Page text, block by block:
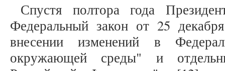
Спустя полтора года
Федеральный закон от 25
внесении изменений в
окружающей среды" и